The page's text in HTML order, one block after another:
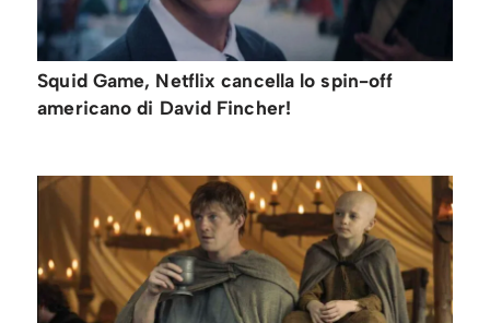
Squid Game, Netflix cancella lo spin-off
americano di David Fincher!